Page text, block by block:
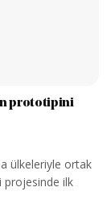
prototipini
ülkeleriyle ortak
projesinde ilk